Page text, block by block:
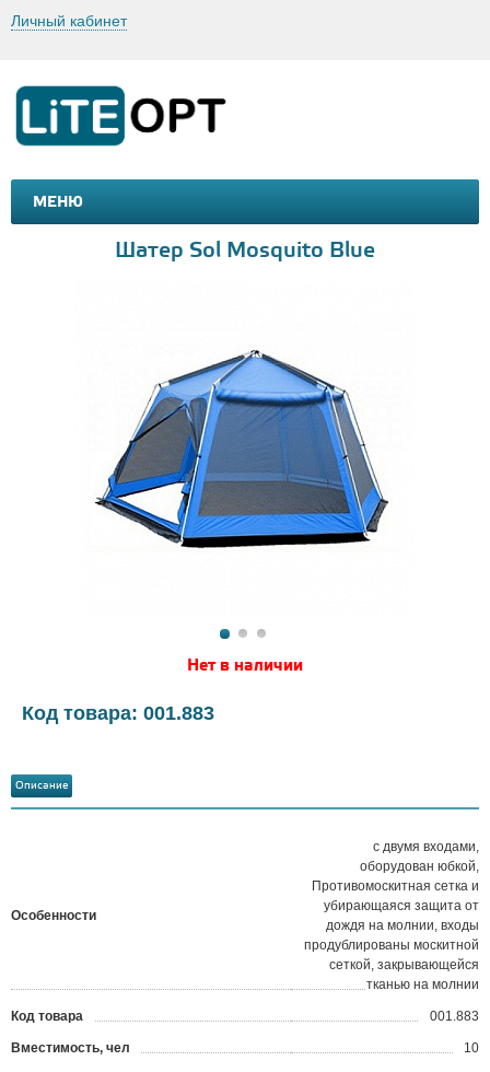
Личный кабинет
МЕНЮ
МАШИНКИ И МОТОЦИКЛЫ
Шатер Sol Mosquito Blue
Нет в наличии
Код товара: 001.883
Описание
Особенности
с двумя входами,
оборудован юбкой,
Противомоскитная сетка и
убирающаяся защита от
дождя на молнии, входы
продублированы москитной
сеткой, закрывающейся
тканью на молнии
Код товара 001.883
Вместимость, чел 10